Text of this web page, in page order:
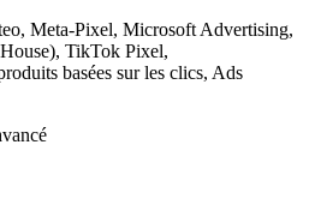
Meta-Pixel, Microsoft Advertising,
TikTok Pixel,
basées sur les clics, Ads